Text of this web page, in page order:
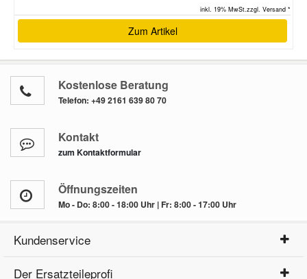
inkl. 19% MwSt.zzgl. Versand *
Zum Artikel
Kostenlose Beratung
Telefon: +49 2161 639 80 70
Kontakt
zum Kontaktformular
Öffnungszeiten
Mo - Do: 8:00 - 18:00 Uhr | Fr: 8:00 - 17:00 Uhr
Kundenservice
Der Ersatzteileprofi